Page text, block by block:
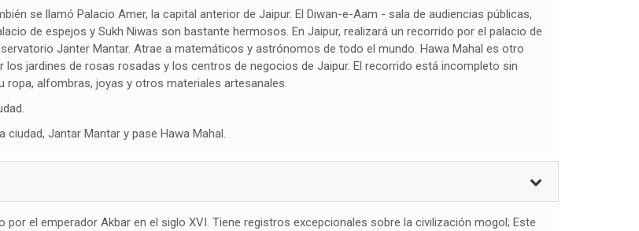
se llamó Palacio Amer, la capital anterior de Jaipur. El Diwan-e-Aam - sala de audiencias públicas,
de espejos y Sukh Niwas son bastante hermosos. En Jaipur, realizará un recorrido por el palacio de
Janter Mantar. Atrae a matemáticos y astrónomos de todo el mundo. Hawa Mahal es otro
jardines de rosas rosadas y los centros de negocios de Jaipur. El recorrido está incompleto sin
alfombras, joyas y otros materiales artesanales.
Jantar Mantar y pase Hawa Mahal.
por el emperador Akbar en el siglo XVI. Tiene registros excepcionales sobre la civilización mogol; Este